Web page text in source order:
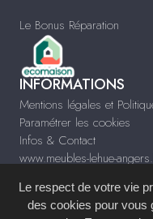
Le Bonus Réparation
INFORMATIONS
Mentions légales et
Paramétrer les cookies
Infos & Contact
www.meubles-lehue-
Le respect de votre vie
des cookies pour vous